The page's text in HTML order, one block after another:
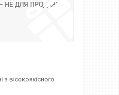
- НЕ ДЛЯ ПРОДАЖУ
вісокоякісного